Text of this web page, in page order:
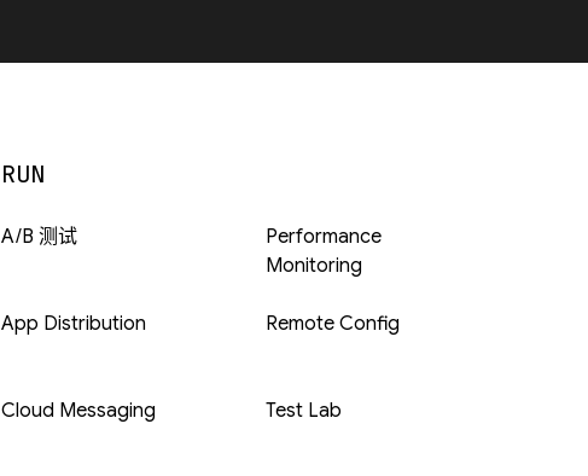
RUN
A/B 测试
App Distribution
Cloud Messaging
Performance
Monitoring
Remote Config
Test Lab